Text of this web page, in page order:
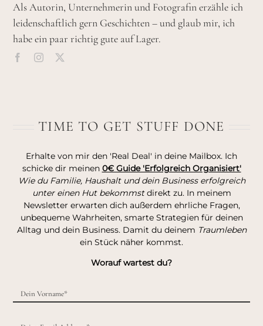
Als Autorin, Unternehmerin und Fotografin erzähle ich
leidenschaftlich gern Geschichten – und glaub mir, ich
habe ein paar richtig gute auf Lager.
TIME TO GET STUFF DONE
Erhalte von mir den 'Real Deal' in deine Mailbox. Ich
schicke dir meinen 0€ Guide 'Erfolgreich Organisiert'
Wie du Familie, Haushalt und dein Business erfolgreich
unter einen Hut bekommstdirekt zu. In meinem
Newsletter erwarten dich außerdem ehrliche Fragen,
unbequeme Wahrheiten, smarte Strategien für deinen
Alltag und dein Business. Damit du deinem Traumleben
ein Stück näher kommst.
Worauf wartest du?